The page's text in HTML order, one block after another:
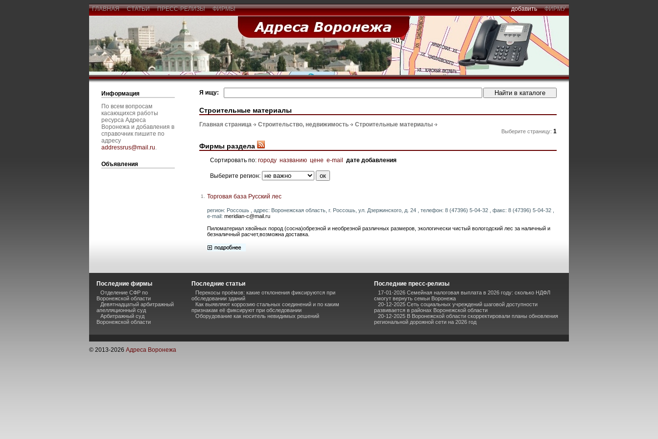
ГЛАВНАЯ СТАТЬИ ПРЕСС-РЕЛИЗЫ ФИРМЫ добавить ФИРМУ
Информация
По всем вопросам
касающихся работы
ресурса Адреса
Воронежа и добавления в
справочник пишите по
адресу
addressrus@mail.ru.
Объявления
Я ищу:
Строительные материалы
Главная страница Строительство, недвижимость Строительные материалы
Выберите страницу: 1
Фирмы раздела
Сортировать по: городу названию цене e-mail дате добавления
Выберите регион:
1. Торговая база Русский лес
регион: Россошь , адрес: Воронежская область, г. Россошь, ул. Дзержинского, д. 24 , телефон: 8 (47396) 5-04-32 , факс: 8 (47396) 5-04-32 ,
e-mail: meridian-c@mail.ru
Пиломатериал хвойных пород (сосна)обрезной и необрезной различных размеров, экологически чистый вологодский лес за наличный и
безналичный расчет,возможна доставка.
Последние фирмы
Отделение СФР по
Воронежской области
Девятнадцатый арбитражный
апелляционный суд
Арбитражный суд
Воронежской области
Последние статьи
Перекосы проёмов: какие отклонения фиксируются при
обследовании зданий
Как выявляют коррозию стальных соединений и по каким
признакам её фиксируют при обследовании
Оборудование как носитель невидимых решений
Последние пресс-релизы
17-01-2026 Семейная налоговая выплата в 2026 году: сколько НДФЛ
смогут вернуть семьи Воронежа
20-12-2025 Сеть социальных учреждений шаговой доступности
развивается в районах Воронежской области
20-12-2025 В Воронежской области скорректировали планы обновления
региональной дорожной сети на 2026 год
© 2013-2026 Адреса Воронежа